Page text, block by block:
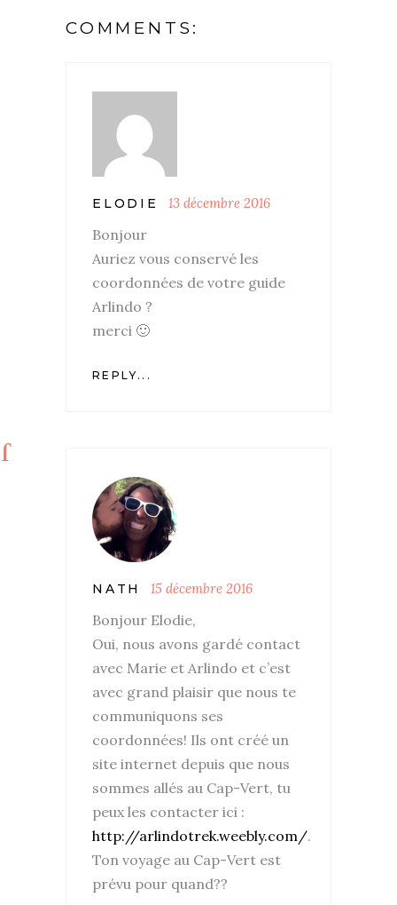
COMMENTS:
ELODIE 13 décembre 2016
Bonjour
Auriez vous conservé les
coordonnées de votre guide
Arlindo ?
merci 🙂
REPLY...
NATH 15 décembre 2016
Bonjour Elodie,
Oui, nous avons gardé contact
avec Marie et Arlindo et c’est
avec grand plaisir que nous te
communiquons ses
coordonnées! Ils ont créé un
site internet depuis que nous
sommes allés au Cap-Vert, tu
peux les contacter ici :
http://arlindotrek.weebly.com/.
Ton voyage au Cap-Vert est
prévu pour quand??